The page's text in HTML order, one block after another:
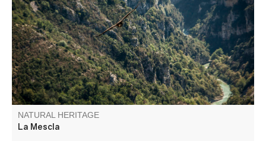
and its tributary the Artuby meet.
NATURAL HERITAGE
La Mescla